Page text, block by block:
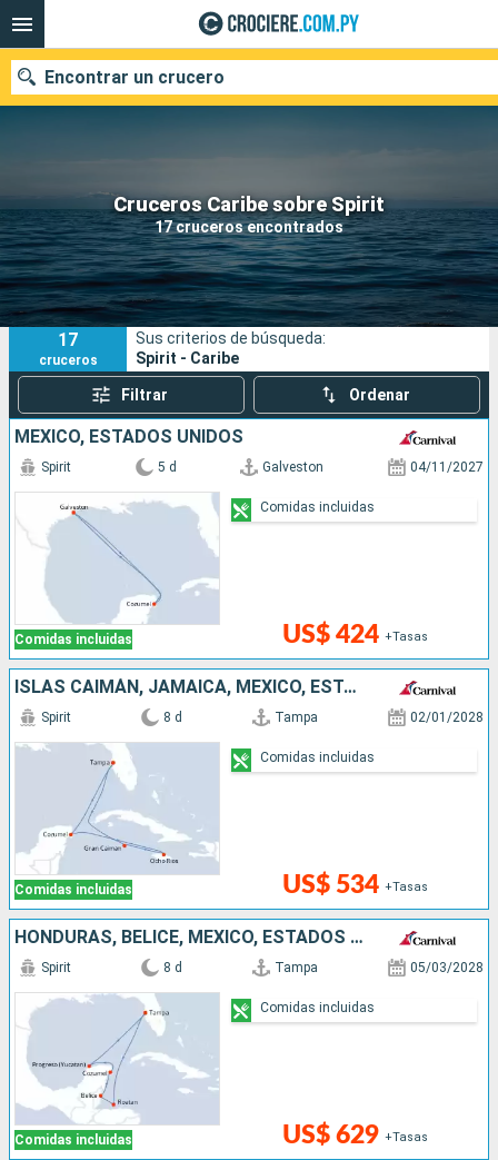
Cruceros Caribe sobre Spirit
17 cruceros encontrados
Encontrar un crucero
Nuestros destinos
Fecha de salida
Puertos Compañías
17
cruceros
Sus criterios de búsqueda:
Spirit - Caribe
Filtrar Ordenar
MÉXICO, ESTADOS UNIDOS
Comidas incluidas
Spirit 5 d Galveston 04/11/2027
US$ 424 +Tasas
Comidas incluidas
ISLAS CAIMÁN, JAMAICA, MÉXICO, ESTADOS UNIDOS
Comidas incluidas
Spirit 8 d Tampa 02/01/2028
US$ 534 +Tasas
Comidas incluidas
HONDURAS, BELICE, MÉXICO, ESTADOS UNIDOS
Comidas incluidas
Spirit 8 d Tampa 05/03/2028
US$ 629 +Tasas
Comidas incluidas